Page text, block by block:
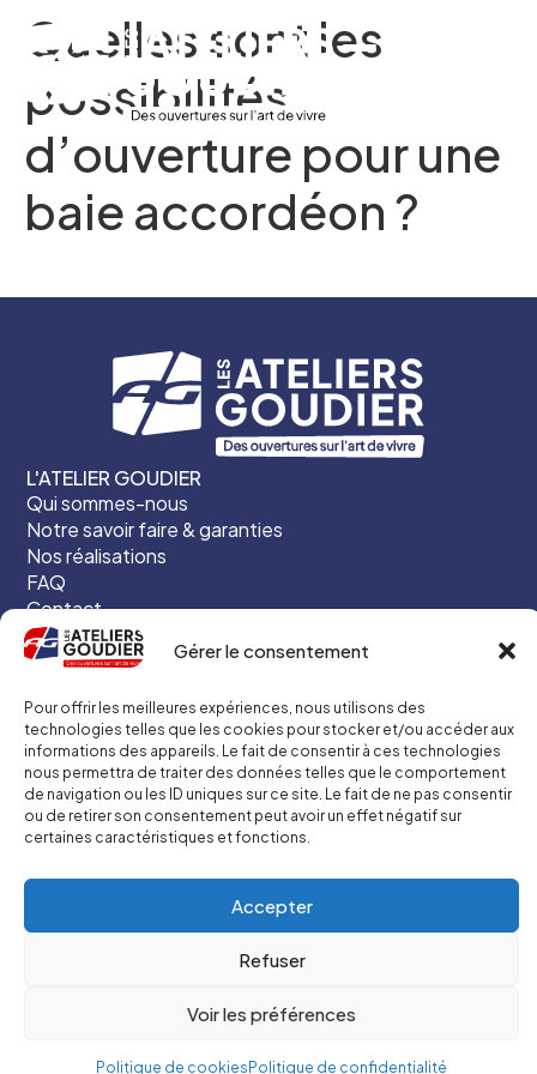
Gérer le consentement
Pour offrir les meilleures expériences, nous utilisons des
technologies telles que les cookies pour stocker et/ou accéder aux
informations des appareils. Le fait de consentir à ces technologies
nous permettra de traiter des données telles que le comportement
de navigation ou les ID uniques sur ce site. Le fait de ne pas consentir
ou de retirer son consentement peut avoir un effet négatif sur
certaines caractéristiques et fonctions.
Accepter
Refuser
Voir les préférences
Politique de cookies Politique de confidentialité
Quelles sont les
possibilités
d’ouverture pour une
baie accordéon ?
L'ATELIER GOUDIER
Qui sommes-nous
Notre savoir faire & garanties
Nos réalisations
FAQ
Contact
Actualités
LIENS UTILES
Politique de confidentialité
CGU / CGV
Plan du site
Copyright 2026 Hastone & Ten, tous droits réservés.